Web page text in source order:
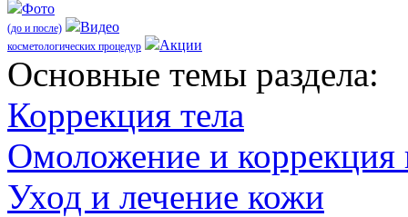
Фото
(до и после) Видео
косметологических процедур Акции
Оcновные темы раздела:
Коррекция тела
Омоложение и коррекция
Уход и лечение кожи